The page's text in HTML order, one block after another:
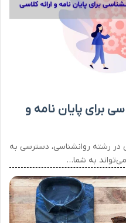
برای پایان نامه و
در رشته روانشناسی، دسترسی به